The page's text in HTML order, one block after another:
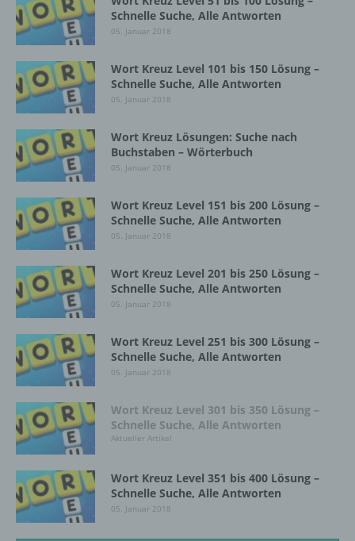
Schnelle Suche, Alle Antworten
05. Januar 2018
Wort Kreuz Level 101 bis 150 Lösung –
Schnelle Suche, Alle Antworten
05. Januar 2018
Wort Kreuz Lösungen: Suche nach
Buchstaben – Wörterbuch
05. Januar 2018
Wort Kreuz Level 151 bis 200 Lösung –
Schnelle Suche, Alle Antworten
05. Januar 2018
Wort Kreuz Level 201 bis 250 Lösung –
Schnelle Suche, Alle Antworten
05. Januar 2018
Wort Kreuz Level 251 bis 300 Lösung –
Schnelle Suche, Alle Antworten
05. Januar 2018
Wort Kreuz Level 301 bis 350 Lösung –
Schnelle Suche, Alle Antworten
Aktueller Artikel
Wort Kreuz Level 351 bis 400 Lösung –
Schnelle Suche, Alle Antworten
05. Januar 2018
Verknüpfung, die Einschränkung, das
Löschen oder die Vernichtung.
d) Einschränkung der Verarbeitung
Einschränkung der Verarbeitung ist die
Markierung gespeicherter
personenbezogener Daten mit dem Ziel, ihre
künftige Verarbeitung einzuschränken.
e) Profiling
Profiling ist jede Art der automatisierten
Verarbeitung personenbezogener Daten, die
darin besteht, dass diese
personenbezogenen Daten verwendet
werden, um bestimmte persönliche Aspekte,
zu bewerten, insbesondere, um Aspekte
bezüglich Arbeitsleistung, wirtschaftlicher
Lage, Gesundheit, persönlicher Vorlieben,
Aufenthaltsort oder Ortswechsel dieser
natürlichen Person zu analysieren oder
vorherzusagen.
f) Pseudonymisierung